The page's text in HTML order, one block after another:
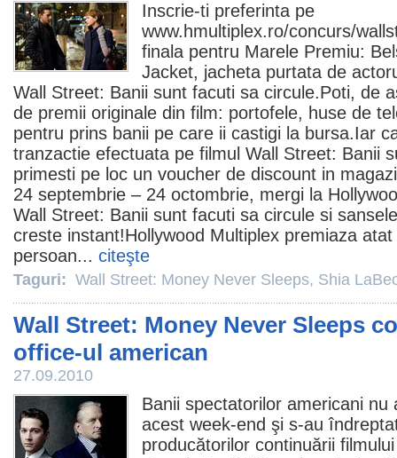
Inscrie-ti preferinta pe
www.hmultiplex.ro/concurs/
finala pentru Marele Premiu:
Jacket, jacheta purtata de
Wall Street: Banii sunt facuti sa circule.Poti, de
de premii originale din film: portofele, huse de
pentru prins banii pe care ii castigi la bursa.Iar
tranzactie efectuata pe filmul Wall Street: Banii
primesti pe loc un voucher de discount in
24 septembrie – 24 octombrie, mergi la
Wall Street: Banii sunt facuti sa circule si
creste instant!Hollywood Multiplex premiaza
persoan... citeşte
Taguri: Wall Street: Money Never Sleeps, Shia
Wall Street: Money Never Sleeps
office-ul american
27.09.2010
Banii spectatorilor americani
acest week-end şi s-au
producătorilor continuării